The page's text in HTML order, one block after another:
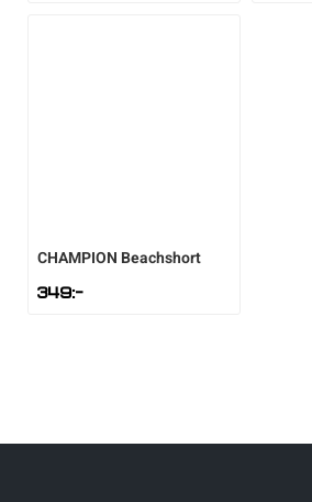
CHAMPION Beachshort
349:-